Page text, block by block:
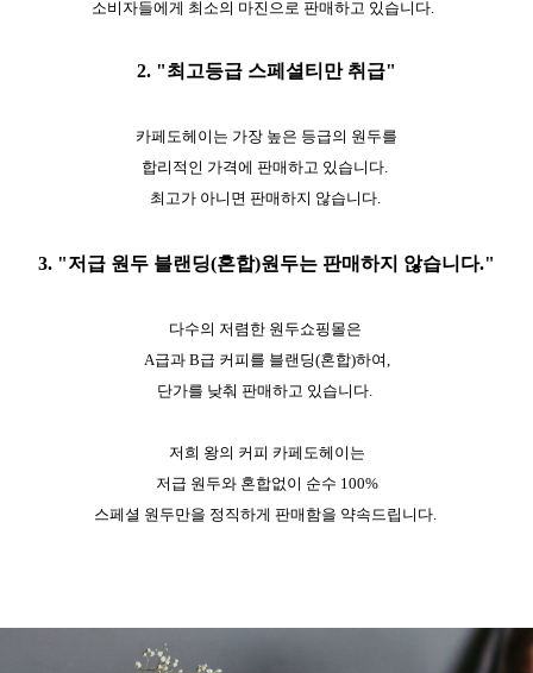
소비자들에게 최소의 마진으로 판매하고 있습니다.
2. "최고등급 스페셜티만 취급"
카페도헤이는 가장 높은 등급의 원두를
합리적인 가격에 판매하고 있습니다.
최고가 아니면 판매하지 않습니다.
3. "저급 원두 블랜딩(혼합)원두는 판매하지 않습니다."
다수의 저렴한 원두쇼핑몰은
A급과 B급 커피를 블랜딩(혼합)하여,
단가를 낮춰 판매하고 있습니다.
저희 왕의 커피 카페도헤이는
저급 원두와 혼합없이 순수 100%
스페셜 원두만을 정직하게 판매함을 약속드립니다.